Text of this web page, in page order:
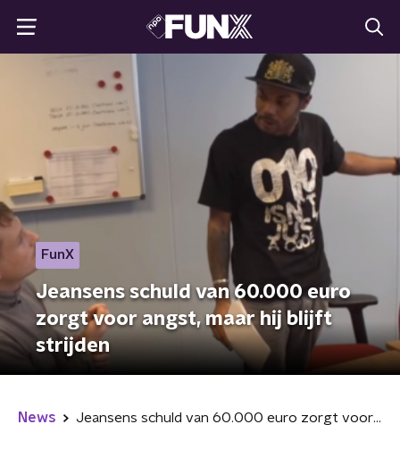
FunX
Jeansens schuld van 60.000 euro
zorgt voor angst, maar hij blijft
strijden
News Jeansens schuld van 60.000 euro zorgt voor angst, maar hij blijft strijden